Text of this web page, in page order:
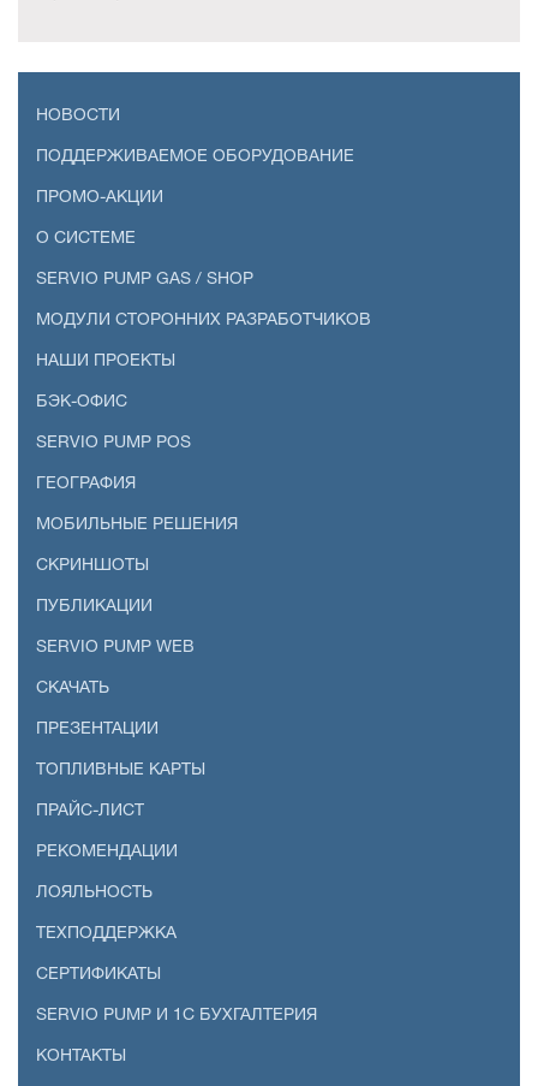
НОВОСТИ
ПОДДЕРЖИВАЕМОЕ ОБОРУДОВАНИЕ
ПРОМО-АКЦИИ
О СИСТЕМЕ
SERVIO PUMP GAS / SHOP
МОДУЛИ СТОРОННИХ РАЗРАБОТЧИКОВ
НАШИ ПРОЕКТЫ
БЭК-ОФИС
SERVIO PUMP POS
ГЕОГРАФИЯ
МОБИЛЬНЫЕ РЕШЕНИЯ
СКРИНШОТЫ
ПУБЛИКАЦИИ
SERVIO PUMP WEB
СКАЧАТЬ
ПРЕЗЕНТАЦИИ
ТОПЛИВНЫЕ КАРТЫ
ПРАЙС-ЛИСТ
РЕКОМЕНДАЦИИ
ЛОЯЛЬНОСТЬ
ТЕХПОДДЕРЖКА
СЕРТИФИКАТЫ
SERVIO PUMP И 1С БУХГАЛТЕРИЯ
КОНТАКТЫ